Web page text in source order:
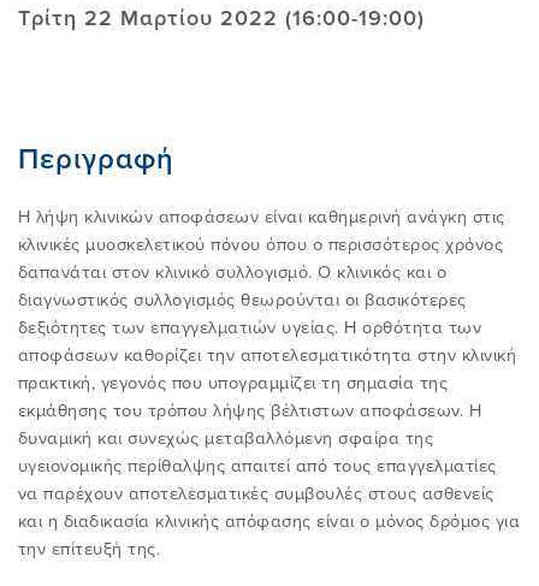
ΑΥΤΟΘΕΡΑΠΕΙΑ
ΒΡΕIΤΕ EΝΑΝ ΘΕΡΑΠΕΥΤH
ΕIΠΑΝ ΓΙΑ ΕΜAΣ - ΑΣΘΕΝΕIΣ
ΠΙΣΤΟΠΟΙΗΜΕΝΕΣ ΚΛΙΝΙΚΕΣ
MCKENZIE
ΔΩΡΕΑΝ ΕΞΕΤΑΣΗ & ΘΕΡΑΠΕΙΑ
ΣΥΝHΘΕΙΣ ΠΑΡΕΡΜΗΝΕIΕΣ
EIΠΑΝ ΓΙΑ ΕΜAΣ - ΚΛΙΝΙΚΟI
ΠΛΗΡΟΦΟΡIΕΣ ΓΙΑ ΠΑΡOΧΟΥΣ ΥΓΕIΑΣ
ΤΟ ΠΕΡΙΟΔΙΚO ΜΑΣ
ΓΙΝΕΤΕ ΜΕΛΟΣ
ΕΙΣΟΔΟΣ ΣΤΗΝ ΠΕΡΙΟΧΗ ΜΕΛΩΝ
ΕΚΠΑΙΔΕΥΤΙΚΟ ΠΡΟΓΡΑΜΜΑ
ΒΡEIΤΕ ΤΟ ΣΕΜΙΝAΡΙΟ ΠΟΥ
ΕΠΙΘΥΜΕIΤΕ
ΔIΠΛΩΜΑ
ΜΑΘΗΜΑΤΑ ΕΠΙΜΟΡΦΩΣΗΣ
ΠΛΑΤΦΟΡΜΑ E-LEARNING EΙΜ
30 ΧΡΟΝΙΑ EΛΛΗΝΙΚΟ IΝΣΤΙΤΟΥΤΟ
ΤΟ ΔΙΕΘΝEΣ ΙΝΣΤΙΤΟYΤΟ MCKENZIE
ROBIN MCKENZIE
Η ΙΣΤΟΡIΑ ΤΗΣ ΜΕΘOΔΟΥ MCKENZIE
ΠΡΟΪΟΝΤΑ
ΕΠΙΣΚΕΦΤΕΙΤΕ ΤΟ ΚΑΝΑΛΙ ΜΑΣ ΣΤΟ
YOUTUBE
ΕΠΙΚΟΙΝΩΝIΑ
Είσοδος Μελών
Τρίτη 22 Μαρτίου 2022 (16:00-19:00)
Περιγραφή
Η λήψη κλινικών αποφάσεων είναι καθημερινή ανάγκη στις
κλινικές μυοσκελετικού πόνου όπου ο περισσότερος χρόνος
δαπανάται στον κλινικό συλλογισμό. Ο κλινικός και ο
διαγνωστικός συλλογισμός θεωρούνται οι βασικότερες
δεξιότητες των επαγγελματιών υγείας. Η ορθότητα των
αποφάσεων καθορίζει την αποτελεσματικότητα στην κλινική
πρακτική, γεγονός που υπογραμμίζει τη σημασία της
εκμάθησης του τρόπου λήψης βέλτιστων αποφάσεων. Η
δυναμική και συνεχώς μεταβαλλόμενη σφαίρα της
υγειονομικής περίθαλψης απαιτεί από τους επαγγελματίες
να παρέχουν αποτελεσματικές συμβουλές στους ασθενείς
και η διαδικασία κλινικής απόφασης είναι ο μόνος δρόμος για
την επίτευξή της.